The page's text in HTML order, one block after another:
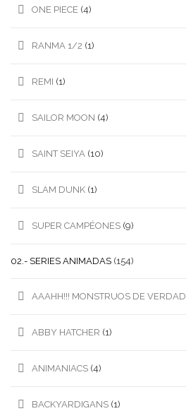
ONE PIECE (4)
RANMA 1/2 (1)
REMI (1)
SAILOR MOON (4)
SAINT SEIYA (10)
SLAM DUNK (1)
SUPER CAMPÉONES (9)
02.- SERIES ANIMADAS (154)
AAAHH!!! MONSTRUOS DE VERDAD
ABBY HATCHER (1)
ANIMANIACS (4)
BACKYARDIGANS (1)